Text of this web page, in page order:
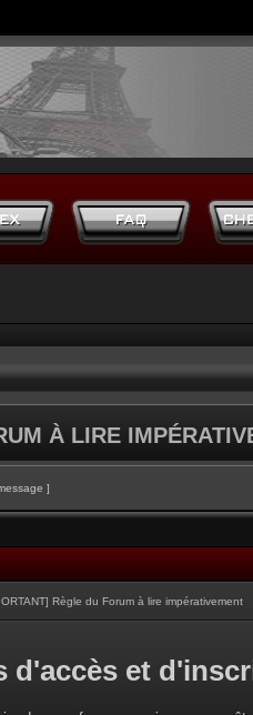
À LIRE
]
Règle du Forum à lire impérativement
d'accès et